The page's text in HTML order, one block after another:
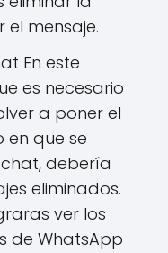
mensaje.
En este
es necesario
a poner el
en que se
debería
eliminados.
ver los
de WhatsApp